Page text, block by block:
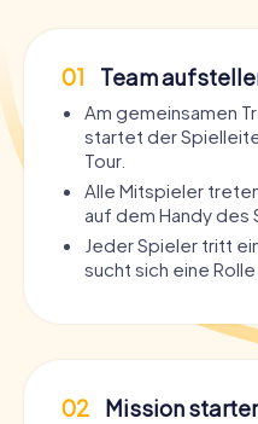
01 Team
Am gemeinsamen
startet der
Tour.
Alle Mitspieler
auf dem Handy des
Jeder Spieler tritt
sucht sich eine Rolle
02 Mission